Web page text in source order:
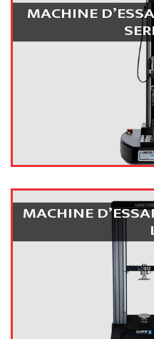
MACHINE
MACHINE